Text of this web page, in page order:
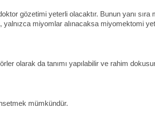
gözetimi yeterli olacaktır. Bunun yanı
miyomlar alınacaksa miyomektomi
olarak da tanımı yapılabilir ve rahim
mümkündür.